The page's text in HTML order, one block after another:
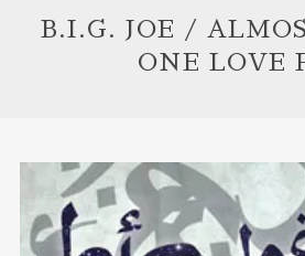
B.I.G. JOE /
ONE LOVE